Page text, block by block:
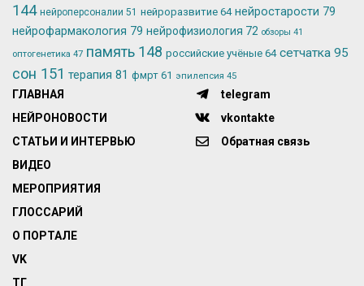
144 нейроперсоналии 51 нейроразвитие 64 нейростарости 79
нейрофармакология 79 нейрофизиология 72 обзоры 41
оптогенетика 47 память 148 российские учёные 64 сетчатка 95
сон 151 терапия 81 фмрт 61 эпилепсия 45
ГЛАВНАЯ
НЕЙРОНОВОСТИ
СТАТЬИ И ИНТЕРВЬЮ
ВИДЕО
МЕРОПРИЯТИЯ
ГЛОССАРИЙ
О ПОРТАЛЕ
VK
ТГ
telegram
vkontakte
Обратная связь